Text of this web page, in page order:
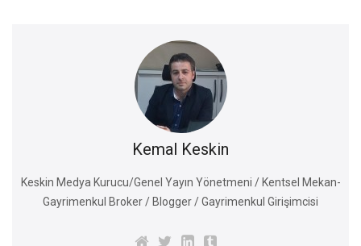
Kemal Keskin
Keskin Medya Kurucu/Genel Yayın Yönetmeni / Kentsel Mekan-
Gayrimenkul Broker / Blogger / Gayrimenkul Girişimcisi